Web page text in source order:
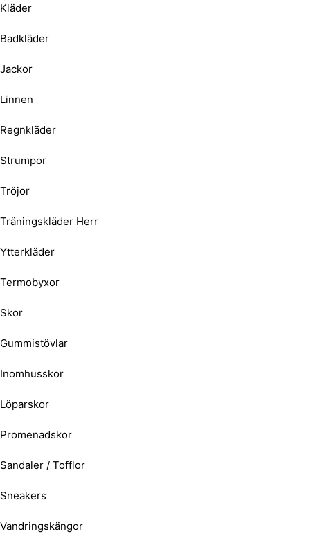
Kläder
Badkläder
Jackor
Linnen
Regnkläder
Strumpor
Tröjor
Träningskläder Herr
Ytterkläder
Termobyxor
Skor
Gummistövlar
Inomhusskor
Löparskor
Promenadskor
Sandaler / Tofflor
Sneakers
Vandringskängor